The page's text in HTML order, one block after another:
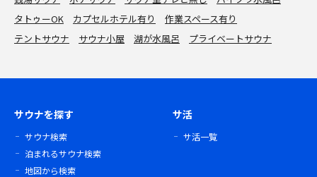
タトゥーOK
カプセルホテル有り
作業スペース有り
テントサウナ
サウナ小屋 湖が水風呂 プライベートサウナ
サウナを探す
サウナ検索
泊まれるサウナ検索
地図から検索
サ活
サ活一覧